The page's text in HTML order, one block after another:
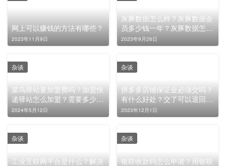
网上可以赚钱的方法有哪些？
2023年11月9日
灰豚数据怎么样？灰豚数据会
员多少钱一年？灰豚数据怎么
样能免费使用？
2023年9月26日
菜鸟驿站要加盟费吗？加盟快
递驿站怎么加盟？需要多少
钱？
2024年5月12日
杂谈
拼多多店铺保证金必须交吗？
有什么好处？交了可以退回
吗？
2023年12月1日
杂谈
工业互联网平台是什么？解决
杂谈
银联收款码怎么申请？用银联
杂谈